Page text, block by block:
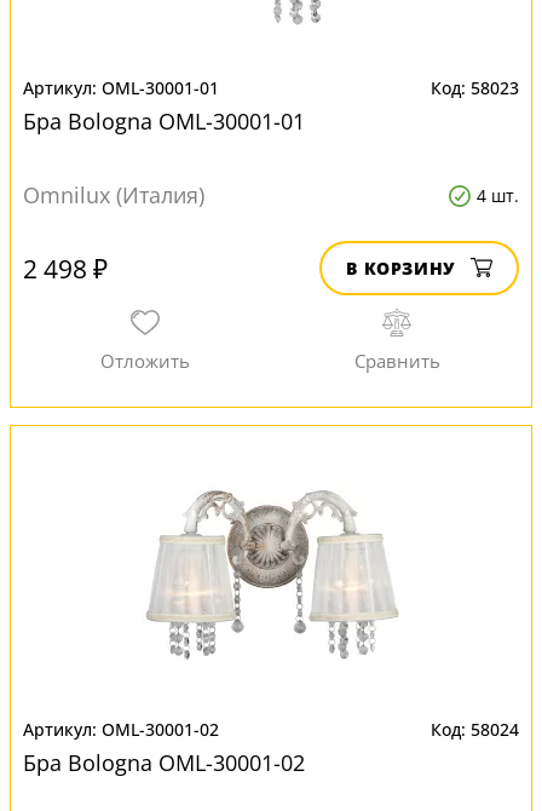
OML-30001-01 58023
Бра Bologna OML-30001-01
Omnilux (Италия) 4 шт.
2 498 ₽ В КОРЗИНУ
OML-30001-02 58024
Бра Bologna OML-30001-02